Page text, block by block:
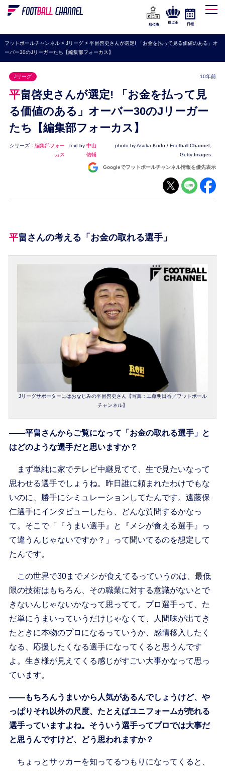
WEリーグ
海外サッカー
プレミアリーグ
セリエA
ブンデスリーガ
UEFA
ナショナルチーム
順位表
得点王 日程
フットボールチャンネル> Jリーグ> 平畠啓史さんが選定! 「お金を払って見る価値のある」オ
ーバー30のJリーガーたち【編集部フォーカス】
Jリーグ 10年前
平畠啓史さんが選定! 「お金を払って見
る価値のある」オーバー30のJリーガー
たち【編集部フォーカス】
シリーズ： 編集部フォー
カス
text by 中山
佑輔
photo by Asuka Kudo / Football Channel,
Getty Images
Googleでフットボールチャンネル情報を優先表示
平畠さんの考える「お金の取れる選手」
Jリーグサポーターにはおなじみの平畠啓史さん【写真：工藤明日香／フットボール
チャンネル】
――平畠さんからご覧になって「お金の取れる選手」と
はどのような選手だと思いますか？
まず単純に家でテレビ中継見てて、生で見たいなって
思わせる選手でしょうね。昨日誰に頼まれたわけでもな
いのに、勝手にシミュレーションしてたんです。遠藤保
仁選手にインタビューしたら、どんな質問するかなっ
て。そこで「『うまい選手』と『メシが食える選手』っ
て違うんじゃないですか？」って聞いてるのを想定して
たんです。
この世界で30までメシが食えてるっていうのは、最低
限の技術はもちろん、その職業に対する意識がないとで
きないんじゃないかなって思ってて。プロ選手って、た
だ単にうまいっていうだけじゃなくて、人間味が出てき
たときに本物のプロになるっていうか、感情移入したく
なる、応援したくなる選手になってくると思うんです
よ。生き様が見えてくる感じがすごい大事かなって思っ
ています。
――もちろんうまいから人気があるんでしょうけど、や
っぱりそれ以外の尺度、たとえばユニフォームが売れる
選手っていますよね。そういう選手ってプロでは大事だ
と思うんですけど、どう思われますか？
ちょっとサッカーを知ってるつもりになってくると、